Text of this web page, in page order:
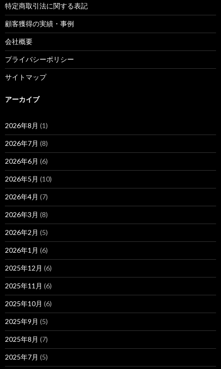
特定商取引法に関する表記
顧客獲得の実績・事例
会社概要
プライバシーポリシー
サイトマップ
アーカイブ
2026年8月 (1)
2026年7月 (8)
2026年6月 (6)
2026年5月 (10)
2026年4月 (7)
2026年3月 (8)
2026年2月 (5)
2026年1月 (6)
2025年12月 (6)
2025年11月 (6)
2025年10月 (6)
2025年9月 (5)
2025年8月 (7)
2025年7月 (5)